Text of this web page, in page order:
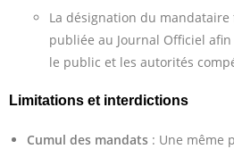
La désignation du
publiée au Journal Officiel
le public et les autorités
Limitations et interdictions
Cumul des mandats : Une même